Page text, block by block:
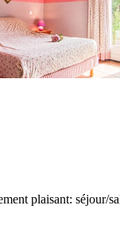
plaisant: séjour/